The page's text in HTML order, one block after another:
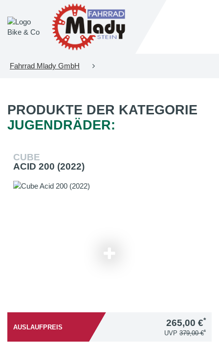
Fahrrad Mlady GmbH
PRODUKTE DER KATEGORIE
JUGENDRÄDER:
CUBE
ACID 200 (2022)
AUSLAUFPREIS 265,00 €*
UVP 379,00 €*